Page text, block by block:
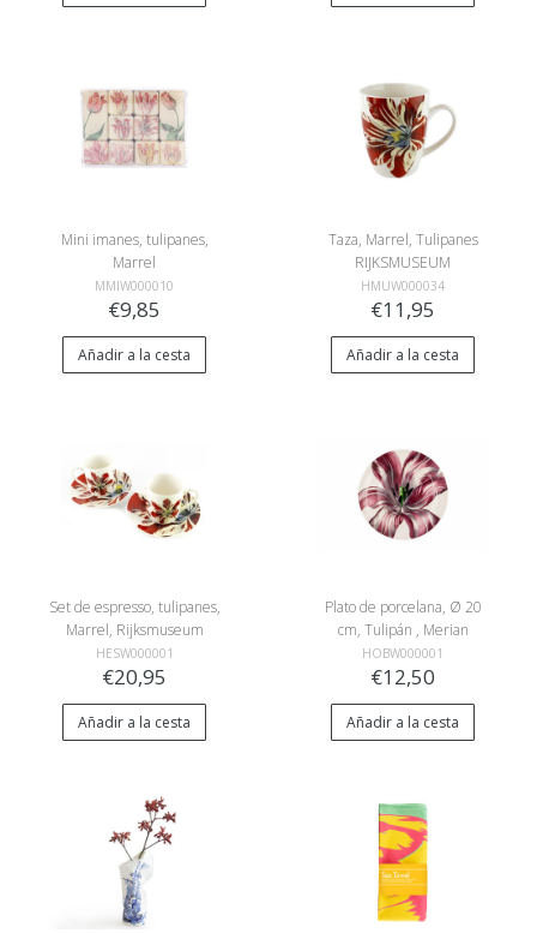
Mini imanes, tulipanes,
Marrel
MMIW000010
€9,85
Añadir a la cesta
Taza, Marrel, Tulipanes
RIJKSMUSEUM
HMUW000034
€11,95
Añadir a la cesta
Set de espresso, tulipanes,
Marrel, Rijksmuseum
HESW000001
€20,95
Añadir a la cesta
Plato de porcelana, Ø 20
cm, Tulipán , Merian
HOBW000001
€12,50
Añadir a la cesta